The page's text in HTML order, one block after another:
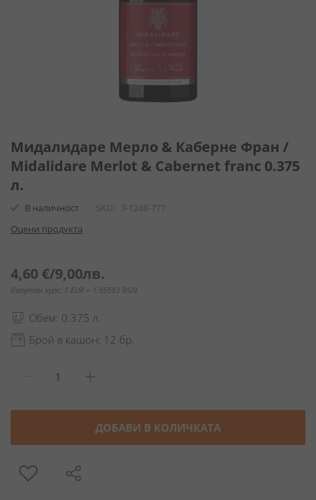
към
началото
на
галерия
снимки
Мидалидаре Мерло & Каберне Фран /
Midalidare Merlot & Cabernet franc 0.375
л.
В наличност SKU
3-1248-777
Оцени продукта
4,60 €/9,00лв.
Валутен курс: 1 EUR = 1.95583 BGN
Обем: 0.375 л.
Брой в кашон: 12 бр.
ДОБАВИ В КОЛИЧКАТА